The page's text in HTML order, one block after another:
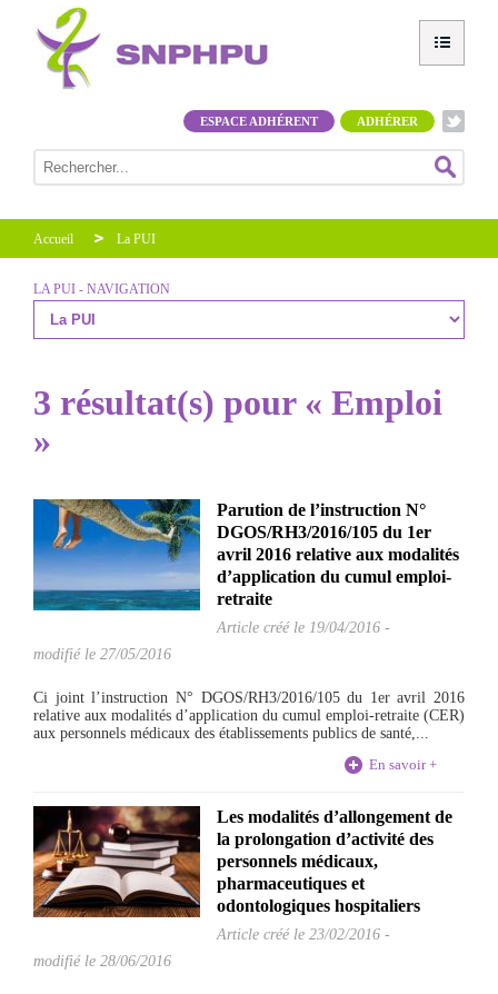
ADHÉRER
ESPACE ADHÉRENT
Accueil La PUI
LA PUI - NAVIGATION
3 résultat(s) pour « Emploi
»
Parution de l’instruction N°
DGOS/RH3/2016/105 du 1er
avril 2016 relative aux modalités
d’application du cumul emploi-
retraite
Article créé le 19/04/2016 -
modifié le 27/05/2016
Ci joint l’instruction N° DGOS/RH3/2016/105 du 1er avril 2016
relative aux modalités d’application du cumul emploi-retraite (CER)
aux personnels médicaux des établissements publics de santé,...
En savoir +
Les modalités d’allongement de
la prolongation d’activité des
personnels médicaux,
pharmaceutiques et
odontologiques hospitaliers
Article créé le 23/02/2016 -
modifié le 28/06/2016